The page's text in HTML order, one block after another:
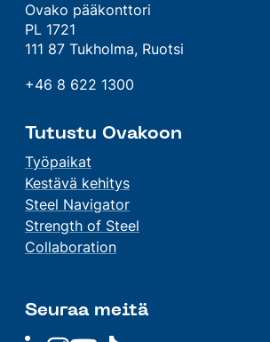
Ovako pääkonttori
PL 1721
111 87 Tukholma, Ruotsi
+46 8 622 1300
Tutustu Ovakoon
Työpaikat
Kestävä kehitys
Steel Navigator
Strength of Steel
Collaboration
Seuraa meitä